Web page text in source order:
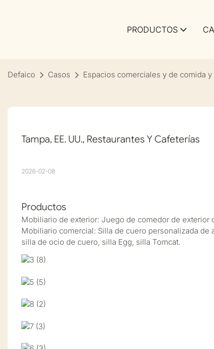
PRODUCTOS
Defaico Casos Espacios comerciales y de comida y
Tampa, EE. UU., Restaurantes Y Cafeterías
2026-02-08
Productos
Mobiliario de exterior: Juego de comedor de
Mobiliario comercial: Silla de cuero personalizada de
silla de ocio de cuero, silla Egg, silla Tomcat.